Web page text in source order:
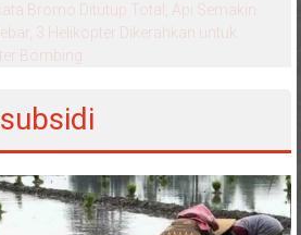
Polisi di Kediri Jadi Tersangka Penipuan
Online, Kuasa Hukum Korban Desak